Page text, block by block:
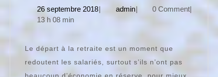
sa
retraite
26 septembre 201826
| adminadmin
| 0 Comment|
13 h 08 min
Le départ à la retraite est un moment que
redoutent les salariés, surtout s’ils n’ont pas